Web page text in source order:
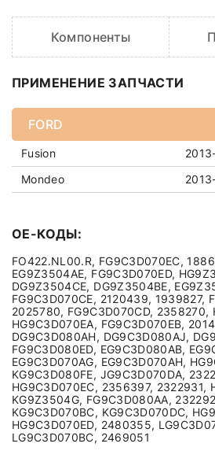
Компоненты
ПРИМЕНЕНИЕ ЗАПЧАСТИ
FORD
Fusion
Mondeo
OE-КОДЫ:
FO422.NL00.R, FG9C3D070EC,
EG9Z3504AE, FG9C3D070ED,
DG9Z3504CE, DG9Z3504BE,
FG9C3D070CE, 2120439, 1939827,
2025780, FG9C3D070CD, 2358270,
HG9C3D070EA, FG9C3D070EB,
DG9C3D080AH, DG9C3D080AJ,
FG9C3D080ED, EG9C3D080AB,
EG9C3D070AG, EG9C3D070AH,
KG9C3D080FE, JG9C3D070DA,
HG9C3D070EC, 2356397, 2322931,
KG9Z3504G, FG9C3D080AA,
KG9C3D070BC, KG9C3D070DC,
HG9C3D070ED, 2480355,
LG9C3D070BC, 2469051